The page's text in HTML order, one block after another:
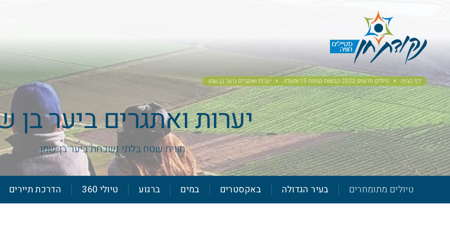
דף הבית טיולים חדשים 2022 קבוצות קטנות 15 ומעלה יערות ואתגרים ביער בן שמן
יערות ואתגרים ביער בן
חווית שטח בלתי נשכחת ביער בן-שמן
טיולים מתומחרים בעיר הגדולה באקסטרים במים ברגוע טיולי 360 הדרכת תיירים